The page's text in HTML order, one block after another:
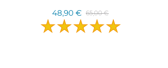
48,90 € 65,00 €